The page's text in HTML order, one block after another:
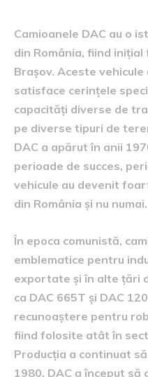
Camioanele DAC au o
din România, fiind
Brașov. Aceste
satisface cerințele
capacități diverse de
pe diverse tipuri de
DAC a apărut în anii
perioade de succes,
vehicule au devenit
din România și nu numai.
În epoca comunistă,
emblematice pentru
exportate și în alte țări
ca DAC 665T și DAC
recunoaștere pentru
fiind folosite atât în
Producția a continuat
1980, DAC a început